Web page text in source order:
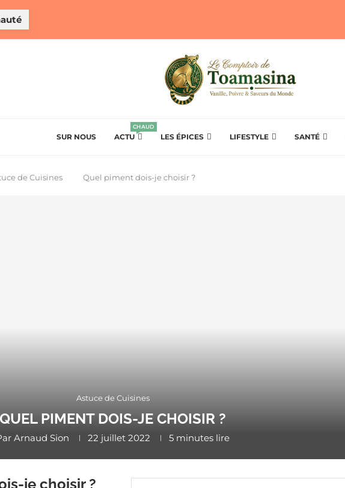
SUR NOUS ACTU
CHAUD
LES ÉPICES LIFESTYLE SANTÉ
de Cuisines Quel piment dois-je choisir ?
Astuce de Cuisines
QUEL PIMENT DOIS-JE CHOISIR ?
Arnaud Sion 22 juillet 2022 5 minutes lire
je choisir ?